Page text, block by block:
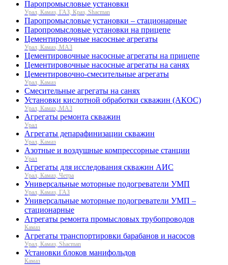
Паропромысловые установки
Урал, Камаз, ГАЗ, Краз, Shacman
Паропромысловые установки – стационарные
Паропромысловые установки на прицепе
Цементировочные насосные агрегаты
Урал, Камаз, МАЗ
Цементировочные насосные агрегаты на прицепе
Цементировочные насосные агрегаты на санях
Цементировочно-смесительные агрегаты
Урал, Камаз
Смесительные агрегаты на санях
Установки кислотной обработки скважин (АКОС)
Урал, Камаз, МАЗ
Агрегаты ремонта скважин
Урал
Агрегаты депарафинизации скважин
Урал, Камаз
Азотные и воздушные компрессорные станции
Урал
Агрегаты для исследования скважин АИС
Урал, Камаз, Четра
Универсальные моторные подогреватели УМП
Урал, Камаз, ГАЗ
Универсальные моторные подогреватели УМП –
стационарные
Агрегаты ремонта промысловых трубопроводов
Камаз
Агрегаты транспортировки барабанов и насосов
Урал, Камаз, Shacman
Установки блоков манифольдов
Камаз